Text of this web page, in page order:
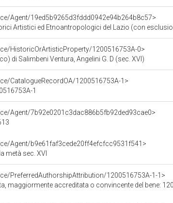
Agent/19ed5b9265d3fddd0942e94b264b8c57>
Artistici ed Etnoantropologici del Lazio (con
HistoricOrArtisticProperty/1200516753A-0>
di Salimbeni Ventura, Angelini G. D (sec. XVI)
CatalogueRecordOA/1200516753A-1>
1
Agent/7b92e0201c3dac886b5fb92ded93cae0>
Agent/b9e61faf3cede20ff4efcfcc9531f541>
metà sec. XVI
PreferredAuthorshipAttribution/1200516753A-1-1>
maggiormente accreditata o convincente del bene: